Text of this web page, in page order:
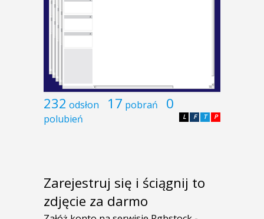
232 odsłon 17 pobrań 0
polubień P
T
F
L
Zarejestruj się i ściągnij to
zdjęcie za darmo